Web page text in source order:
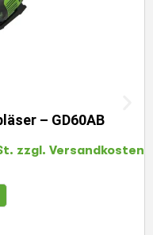
– GD60AB
zzgl. Versandkosten